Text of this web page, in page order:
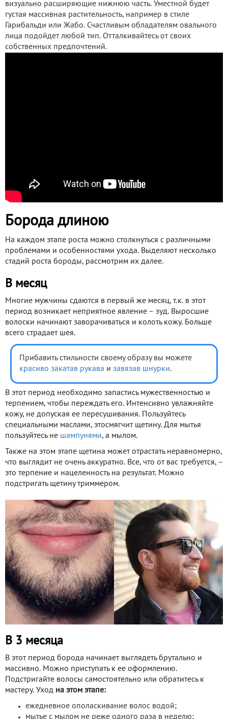
визуально расширяющие нижнюю часть. Уместной будет
густая массивная растительность, например в стиле
Гарибальди или Жабо. Счастливым обладателям овального
лица подойдет любой тип. Отталкивайтесь от своих
собственных предпочтений.
Борода длиною
На каждом этапе роста можно столкнуться с различными
проблемами и особенностями ухода. Выделяют несколько
стадий роста бороды, рассмотрим их далее.
В месяц
Многие мужчины сдаются в первый же месяц, т.к. в этот
период возникает неприятное явление – зуд. Выросшие
волоски начинают заворачиваться и колоть кожу. Больше
всего страдает шея.
Прибавить стильности своему образу вы можете
красиво закатав рукава и завязав шнурки.
В этот период необходимо запастись мужественностью и
терпением, чтобы переждать его. Интенсивно увлажняйте
кожу, не допуская ее пересушивания. Пользуйтесь
специальными маслами, этосмягчит щетину. Для мытья
пользуйтесь не шампунями, а мылом.
Также на этом этапе щетина может отрастать неравномерно,
что выглядит не очень аккуратно. Все, что от вас требуется, –
это терпение и нацеленность на результат. Можно
подстригать щетину триммером.
В 3 месяца
В этот период борода начинает выглядеть брутально и
массивно. Можно приступать к ее оформлению.
Подстригайте волосы самостоятельно или обратитесь к
мастеру. Уход на этом этапе:
ежедневное ополаскивание волос водой;
мытье с мылом не реже одного раза в неделю;